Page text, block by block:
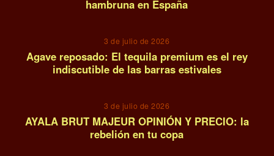
hambruna en España
3 de julio de 2026
Agave reposado: El tequila premium es el rey
indiscutible de las barras estivales
3 de julio de 2026
AYALA BRUT MAJEUR OPINIÓN Y PRECIO: la
rebelión en tu copa